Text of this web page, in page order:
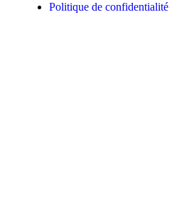
Politique de confidentialité